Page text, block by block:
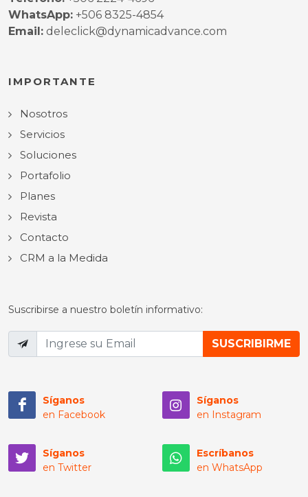
WhatsApp: +506 8325-4854
Email: deleclick@dynamicadvance.com
IMPORTANTE
Nosotros
Servicios
Soluciones
Portafolio
Planes
Revista
Contacto
CRM a la Medida
Suscribirse a nuestro boletín informativo:
Síganos
en Facebook
Síganos
en Instagram
Síganos
en Twitter
Escríbanos
en WhatsApp